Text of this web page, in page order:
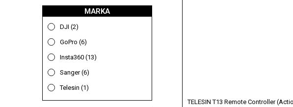
MARKA
DJI (2)
GoPro (6)
Insta360 (13)
Sanger (6)
Telesin (1)
TELESIN T13 Remote Controller